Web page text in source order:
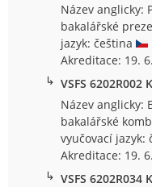
Název anglicky:
bakalářské
jazyk: čeština
Akreditace: 19.
↳ VSFS 6202R002
Název anglicky:
bakalářské
vyučovací
Akreditace: 19.
↳ VSFS 6202R034